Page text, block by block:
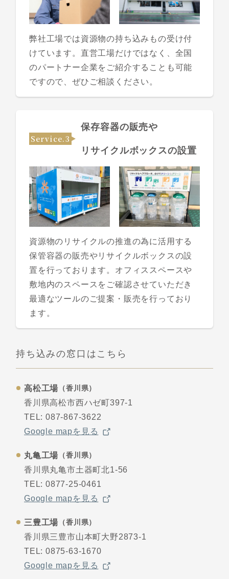
弊社工場では資源物の持ち込みもの受け付
けています。直営工場だけではなく、全国
のパートナー企業をご紹介することも可能
ですので、ぜひご相談ください。
Service.3
保存容器の販売や
リサイクルボックスの設置
資源物のリサイクルの推進の為に活用する
保管容器の販売やリサイクルボックスの設
置を行っております。オフィススペースや
敷地内のスペースをご確認させていただき
最適なツールのご提案・販売を行っており
ます。
持ち込みの窓口はこちら
高松工場 （香川県）
香川県高松市西ハゼ町397-1
TEL: 087-867-3622
Google mapを見る
丸亀工場 （香川県）
香川県丸亀市土器町北1-56
TEL: 0877-25-0461
Google mapを見る
三豊工場 （香川県）
香川県三豊市山本町大野2873-1
TEL: 0875-63-1670
Google mapを見る